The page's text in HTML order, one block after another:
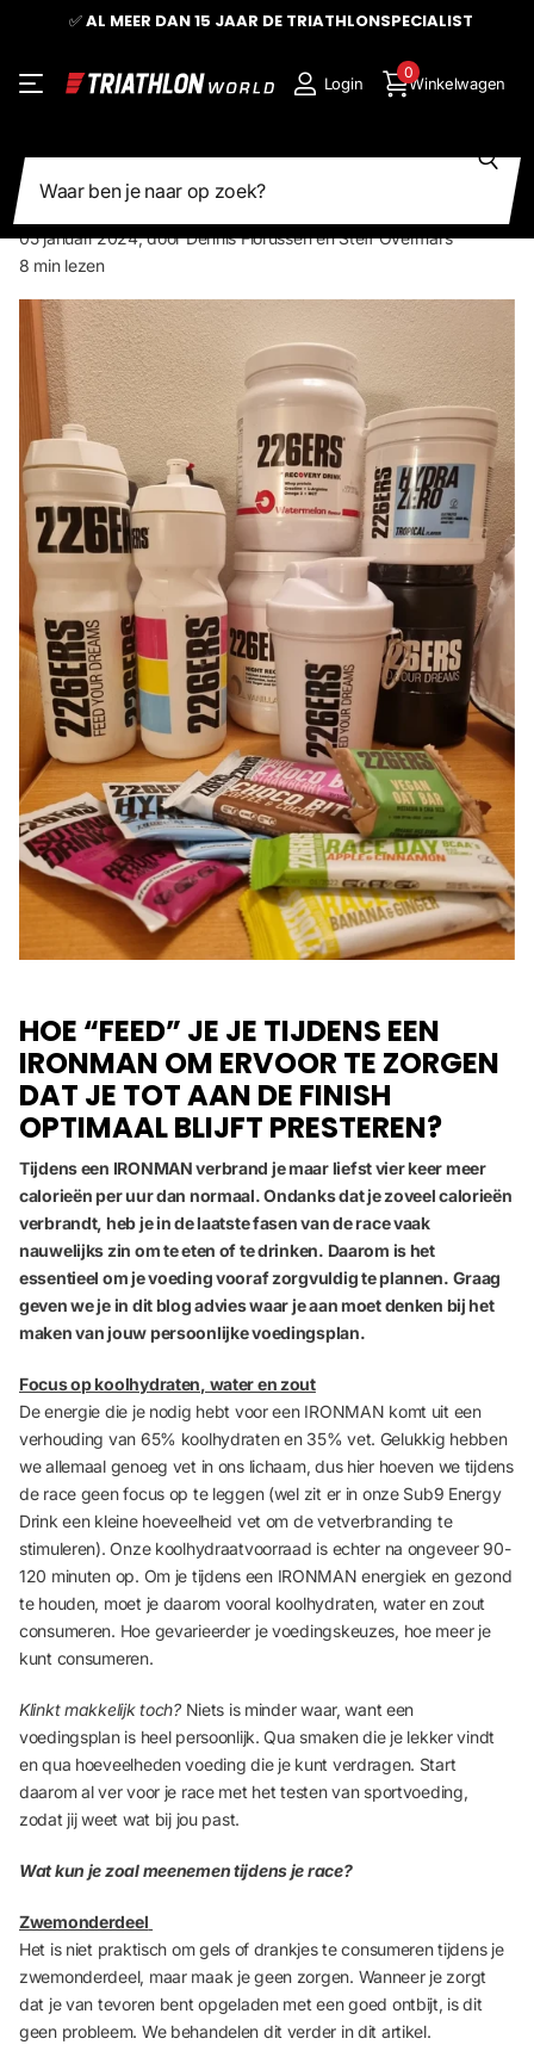
🚚SNELLE LEVERING IN EUROPA
Login Winkelwagen
0
VOEDINGSPLAN VAN START TOT
FINISH
05 januari 2024, door Dennis Florussen en Steff Overmars
8 min lezen
HOE “FEED” JE JE TIJDENS EEN
IRONMAN OM ERVOOR TE ZORGEN
DAT JE TOT AAN DE FINISH
OPTIMAAL BLIJFT PRESTEREN?
Tijdens een IRONMAN verbrand je maar liefst vier keer meer
calorieën per uur dan normaal. Ondanks dat je zoveel calorieën
verbrandt, heb je in de laatste fasen van de race vaak
nauwelijks zin om te eten of te drinken. Daarom is het
essentieel om je voeding vooraf zorgvuldig te plannen. Graag
geven we je in dit blog advies waar je aan moet denken bij het
maken van jouw persoonlijke voedingsplan.
Focus op koolhydraten, water en zout
De energie die je nodig hebt voor een IRONMAN komt uit een
verhouding van 65% koolhydraten en 35% vet. Gelukkig hebben
we allemaal genoeg vet in ons lichaam, dus hier hoeven we tijdens
de race geen focus op te leggen (wel zit er in onze Sub9 Energy
Drink een kleine hoeveelheid vet om de vetverbranding te
stimuleren). Onze koolhydraatvoorraad is echter na ongeveer 90-
120 minuten op. Om je tijdens een IRONMAN energiek en gezond
te houden, moet je daarom vooral koolhydraten, water en zout
consumeren. Hoe gevarieerder je voedingskeuzes, hoe meer je
kunt consumeren.
Klinkt makkelijk toch?Niets is minder waar, want een
voedingsplan is heel persoonlijk. Qua smaken die je lekker vindt
en qua hoeveelheden voeding die je kunt verdragen. Start
daarom al ver voor je race met het testen van sportvoeding,
zodat jij weet wat bij jou past.
Wat kun je zoal meenemen tijdens je race?
Zwemonderdeel
Het is niet praktisch om gels of drankjes te consumeren tijdens je
zwemonderdeel, maar maak je geen zorgen. Wanneer je zorgt
dat je van tevoren bent opgeladen met een goed ontbijt, is dit
geen probleem. We behandelen dit verder in dit artikel.